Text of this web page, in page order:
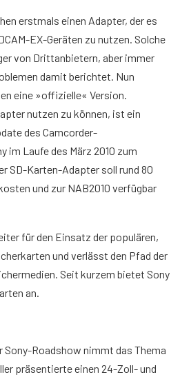
erstmals einen Adapter, der es
EX-Geräten zu nutzen. Solche
von Drittanbietern, aber immer
damit berichtet. Nun
eine »offizielle« Version.
nutzen zu können, ist ein
des Camcorder-
im Laufe des März 2010 zum
SD-Karten-Adapter soll rund 80
und zur NAB2010 verfügbar
für den Einsatz der populären,
und verlässt den Pfad der
Seit kurzem bietet Sony
an.
Sony-Roadshow nimmt das Thema
präsentierte einen 24-Zoll- und